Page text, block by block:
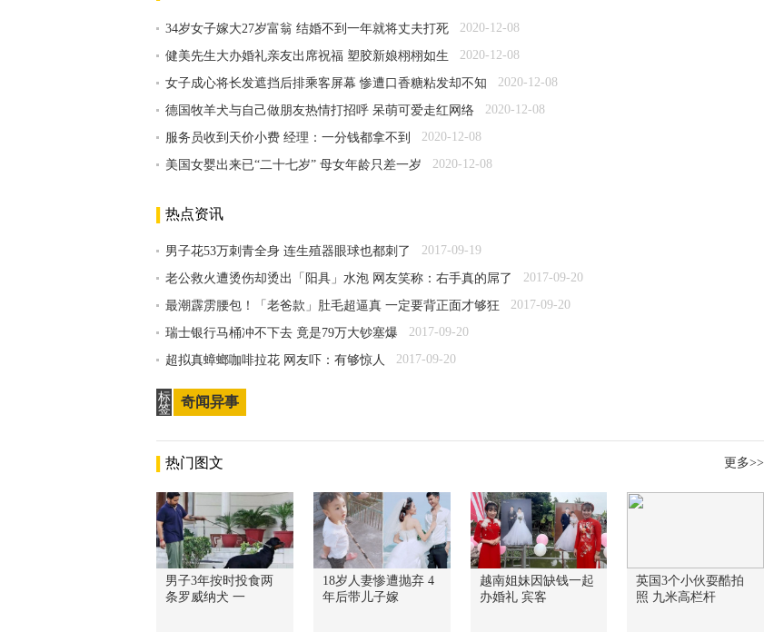
34岁女子嫁大27岁富翁 结婚不到一年就将丈夫打死 2020-12-08
健美先生大办婚礼亲友出席祝福 塑胶新娘栩栩如生 2020-12-08
女子成心将长发遮挡后排乘客屏幕 惨遭口香糖粘发却不知 2020-12-08
德国牧羊犬与自己做朋友热情打招呼 呆萌可爱走红网络 2020-12-08
服务员收到天价小费 经理：一分钱都拿不到 2020-12-08
美国女婴出来已“二十七岁” 母女年龄只差一岁 2020-12-08
热点资讯
男子花53万刺青全身 连生殖器眼球也都刺了 2017-09-19
老公救火遭烫伤却烫出「阳具」水泡 网友笑称：右手真的屌了 2017-09-20
最潮霹雳腰包！「老爸款」肚毛超逼真 一定要背正面才够狂 2017-09-20
瑞士银行马桶冲不下去 竟是79万大钞塞爆 2017-09-20
超拟真蟑螂咖啡拉花 网友吓：有够惊人 2017-09-20
标
签
奇闻异事
热门图文 更多>>
男子3年按时投食两
条罗威纳犬 一
18岁人妻惨遭抛弃 4
年后带儿子嫁
越南姐妹因缺钱一起
办婚礼 宾客
英国3个小伙耍酷拍
照 九米高栏杆